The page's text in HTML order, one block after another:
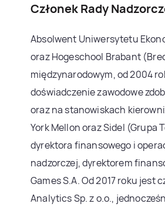
Członek Rady
Absolwent Uniwersytetu
oraz Hogeschool Brabant
międzynarodowym, od 2004
doświadczenie zawodowe
oraz na stanowiskach
York Mellon oraz Sidel (Grupa
dyrektora finansowego i
nadzorczej, dyrektorem
Games S.A. Od 2017 roku jest
Analytics Sp. z o.o.,